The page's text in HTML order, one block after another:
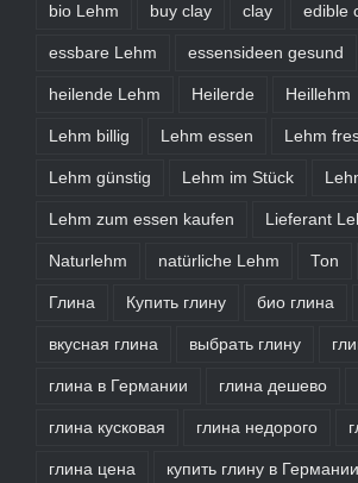
bio Lehm buy clay clay edible
essbare Lehm essensideen gesund
heilende Lehm Heilerde Heillehm
Lehm billig Lehm essen Lehm
Lehm günstig Lehm im Stück
Lehm zum essen kaufen Lieferant
Naturlehm natürliche Lehm Ton
Глина Купить глину био глина
вкусная глина выбрать глину
глина в Германии глина дешево
глина кусковая глина недорого
глина цена купить глину в Германии